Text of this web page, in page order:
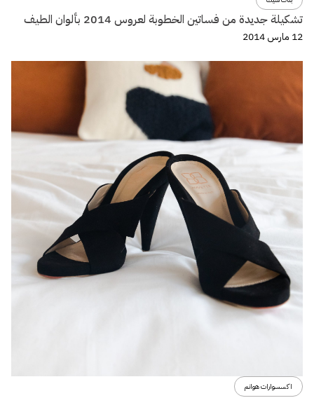
تشكيلة جديدة من فساتين الخطوبة لعروس 2014 بألوان الطيف
12 مارس 2014
اكسسوارات هوانم